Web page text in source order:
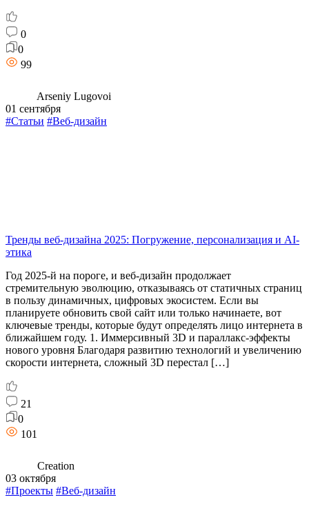
0
0
99
Arseniy Lugovoi
01 сентября
#Статьи #Веб-дизайн
Тренды веб-дизайна 2025: Погружение, персонализация и AI-
этика
Год 2025-й на пороге, и веб-дизайн продолжает
стремительную эволюцию, отказываясь от статичных страниц
в пользу динамичных, цифровых экосистем. Если вы
планируете обновить свой сайт или только начинаете, вот
ключевые тренды, которые будут определять лицо интернета в
ближайшем году. 1. Иммерсивный 3D и параллакс-эффекты
нового уровня Благодаря развитию технологий и увеличению
скорости интернета, сложный 3D перестал […]
21
0
101
Creation
03 октября
#Проекты #Веб-дизайн